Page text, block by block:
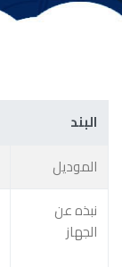
البند
الموديل
نبذه عن
الجهاز